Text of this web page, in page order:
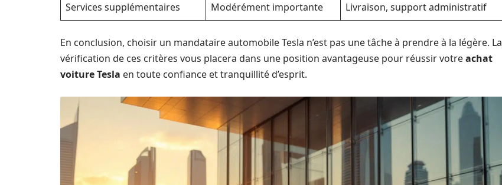
Services supplémentaires
Modérément importante Livraison, support administratif
En conclusion, choisir un mandataire automobile Tesla n’est pas une tâche à prendre à la légère. La
vérification de ces critères vous placera dans une position avantageuse pour réussir votreachat
voiture Tesla en toute confiance et tranquillité d’esprit.